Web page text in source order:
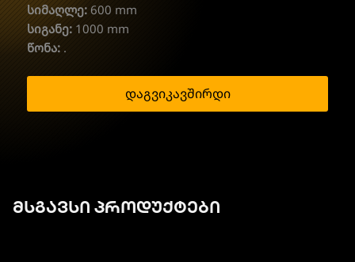
სიმაღლე: 600 mm
სიგანე: 1000 mm
წონა: .
დაგვიკავშირდი
მსგავსი პროდუქტები